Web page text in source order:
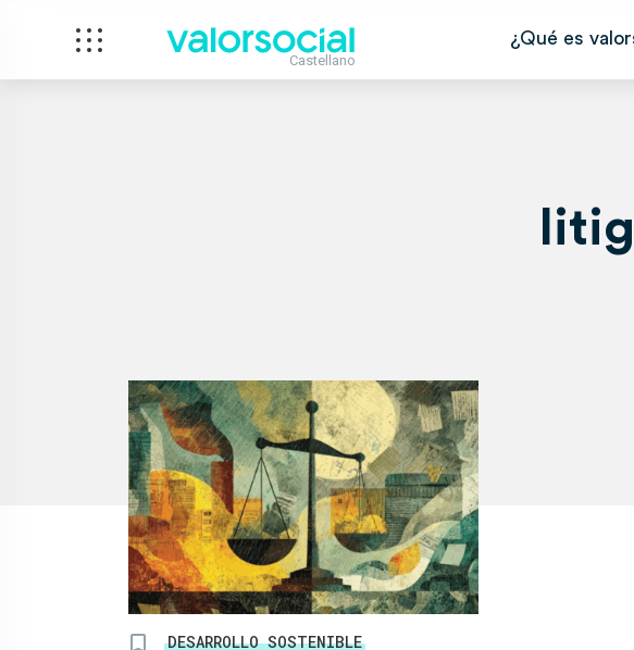
Castellano
¿Qué es
DESARROLLO SOSTENIBLE